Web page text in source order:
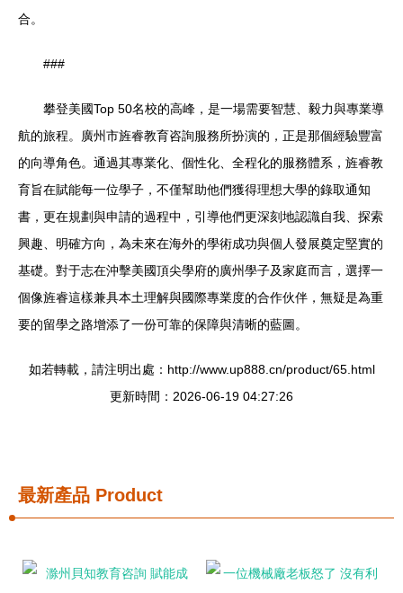
合。
###
攀登美國Top 50名校的高峰，是一場需要智慧、毅力與專業導
航的旅程。廣州市旌睿教育咨詢服務所扮演的，正是那個經驗豐富
的向導角色。通過其專業化、個性化、全程化的服務體系，旌睿教
育旨在賦能每一位學子，不僅幫助他們獲得理想大學的錄取通知
書，更在規劃與申請的過程中，引導他們更深刻地認識自我、探索
興趣、明確方向，為未來在海外的學術成功與個人發展奠定堅實的
基礎。對于志在沖擊美國頂尖學府的廣州學子及家庭而言，選擇一
個像旌睿這樣兼具本土理解與國際專業度的合作伙伴，無疑是為重
要的留學之路增添了一份可靠的保障與清晰的藍圖。
如若轉載，請注明出處：http://www.up888.cn/product/65.html
更新時間：2026-06-19 04:27:26
最新產品 Product